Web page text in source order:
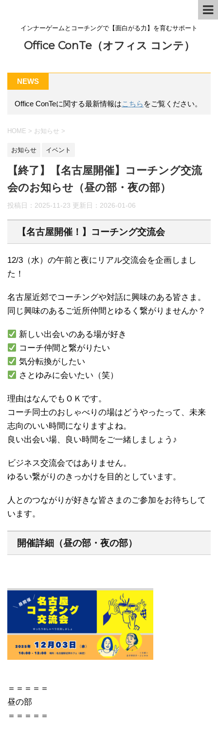
インナーゲームとコーチングで【面白がる力】を育むサポート
Office ConTe（オフィス コンテ）
NEWS
Office ConTeに関する最新情報はこちら をご覧ください。
HOME > お知らせ >
お知らせ イベント
【終了】【名古屋開催】コーチング交流
会のお知らせ（昼の部・夜の部）
投稿日：2025-11-23 更新日： 2026-01-06
【名古屋開催！】コーチング交流会
12/3（水）の午前と夜にリアル交流会を企画しまし
た！
名古屋近郊でコーチングや対話に興味のある皆さま。
同じ興味のあるご近所仲間とゆるく繋がりませんか？
新しい出会いのある場が好き
コーチ仲間と繋がりたい
気分転換がしたい
さとゆみに会いたい（笑）
理由はなんでもＯＫです。
コーチ同士のおしゃべりの場はどうやったって、未来
志向のいい時間になりますよね。
良い出会い場、良い時間をご一緒しましょう♪
ビジネス交流会ではありません。
ゆるい繋がりのきっかけを目的としています。
人とのつながりが好きな皆さまのご参加をお待ちして
います。
開催詳細（昼の部・夜の部）
＝＝＝＝＝
昼の部
＝＝＝＝＝